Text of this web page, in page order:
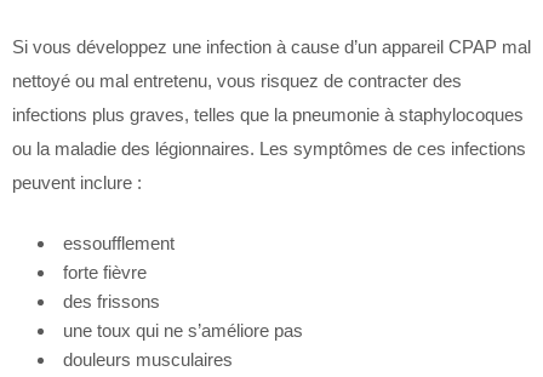
Si vous développez une infection à cause d’un appareil CPAP mal
nettoyé ou mal entretenu, vous risquez de contracter des
infections plus graves, telles que la pneumonie à staphylocoques
ou la maladie des légionnaires. Les symptômes de ces infections
peuvent inclure :
essoufflement
forte fièvre
des frissons
une toux qui ne s’améliore pas
douleurs musculaires